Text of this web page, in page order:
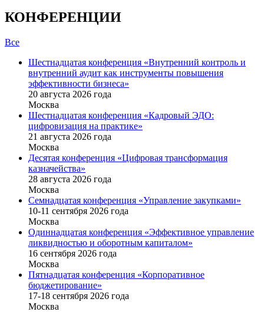
КОНФЕРЕНЦИИ
Все
Шестнадцатая конференция «Внутренний контроль и
внутренний аудит как инструменты повышения
эффективности бизнеса»
20 августа 2026 года
Москва
Шестнадцатая конференция «Кадровый ЭДО:
цифровизация на практике»
21 августа 2026 года
Москва
Десятая конференция «Цифровая трансформация
казначейства»
28 августа 2026 года
Москва
Семнадцатая конференция «Управление закупками»
10-11 сентября 2026 года
Москва
Одиннадцатая конференция «Эффективное управление
ликвидностью и оборотным капиталом»
16 cентября 2026 года
Москва
Пятнадцатая конференция «Корпоративное
бюджетирование»
17-18 сентября 2026 года
Москва